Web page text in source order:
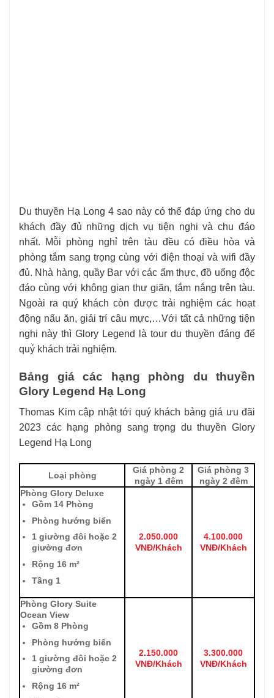
Du thuyền Hạ Long 4 sao này có thể đáp ứng cho du
khách đầy đủ những dịch vụ tiện nghi và chu đáo
nhất. Mỗi phòng nghỉ trên tàu đều có điều hòa và
phòng tắm sang trọng cùng với điện thoại và wifi đầy
đủ. Nhà hàng, quầy Bar với các ẩm thực, đồ uống độc
đáo cùng với không gian thư giãn, tắm nắng trên tàu.
Ngoài ra quý khách còn được trải nghiệm các hoạt
động nấu ăn, giải trí câu mực,…Với tất cả những tiện
nghi này thì Glory Legend là tour du thuyền đáng để
quý khách trải nghiệm.
Bảng giá các hạng phòng du thuyền
Glory Legend Hạ Long
Thomas Kim cập nhật tới quý khách bảng giá ưu đãi
2023 các hạng phòng sang trọng du thuyền Glory
Legend Hạ Long
Loại phòng
Giá phòng 2
ngày 1 đêm
Giá phòng 3
ngày 2 đêm
Phòng Glory Deluxe
Gồm 14 Phòng
Phòng hướng biển
1 giường đôi hoặc 2
giường đơn
Rộng 16 m²
Tầng 1
2.050.000
VNĐ/Khách
4.100.000
VNĐ/Khách
Phòng Glory Suite
Ocean View
Gồm 8 Phòng
Phòng hướng biển
1 giường đôi hoặc 2
giường đơn
Rộng 16 m²
2.150.000
VNĐ/Khách
3.300.000
VNĐ/Khách